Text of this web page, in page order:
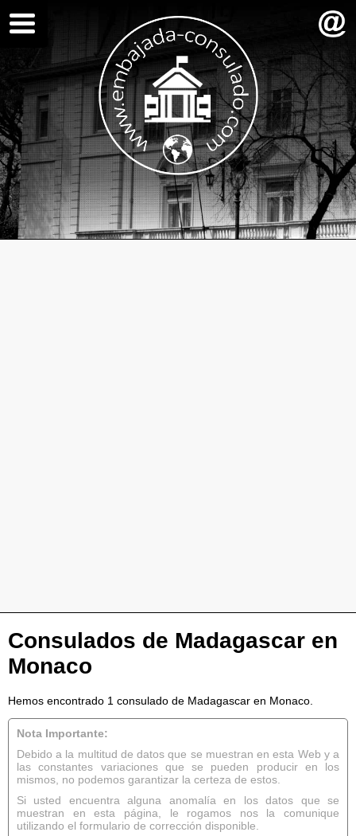
Consulados de Madagascar en
Monaco
Hemos encontrado 1 consulado de Madagascar en Monaco.
Nota Importante:
Debido a la multitud de datos que se muestran en esta Web y a
las constantes variaciones que se pueden producir en los
mismos, no podemos garantizar la certeza de estos.
Si usted encuentra alguna anomalía en los datos que se
muestran en esta página, le rogamos nos la comunique
utilizando el formulario de corrección disponible.